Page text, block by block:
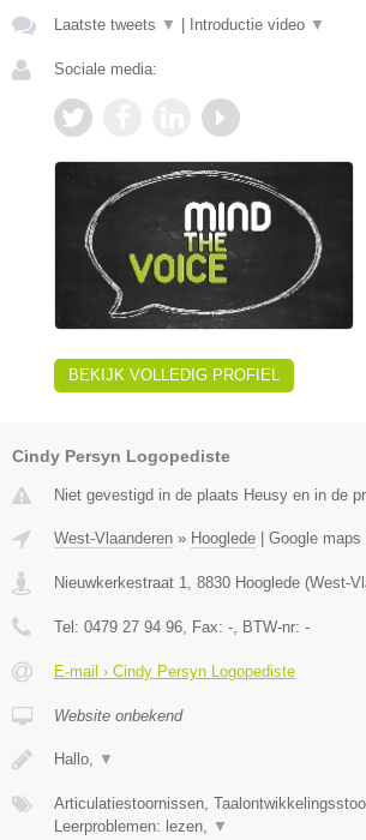
Laatste tweets ▼ Introductie video ▼
Sociale media:
BEKIJK VOLLEDIG PROFIEL
Cindy Persyn Logopediste
Niet gevestigd in de plaats Heusy en in de
West-Vlaanderen » Hooglede Google maps
Nieuwkerkestraat 1 8830 Hooglede (West-
Tel: 0479 27 94 96 , Fax: - , BTW-nr: -
E-mail › Cindy Persyn Logopediste
Website onbekend
Hallo, ▼
Articulatiestoornissen,
Leerproblemen: lezen,
▼